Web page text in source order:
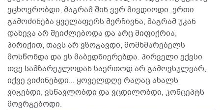
ვცხოვრობდი, მაგრამ შინ ვერ მივდიოდი. ერთი
გამოძინება ყველაფერს მერჩივნა, მაგრამ უკან
დახევა არ შეიძლებოდა და არც მიფიქრია,
პირიქით, თავს არ ვზოგავდი, მომხმარებელს
მოსწონდა და ეს მაბედნიერებდა. პირველი ექვსი
თვე სამზარეულოდან საერთოდ არ გამოვსულვარ,
იქვე ვიძინებდი... ყოველდღე რაღაც ახალს
ვიგებდი, ვსწავლობდი და ვცდილობდი, კონცეპტს
მოვრგებოდი.